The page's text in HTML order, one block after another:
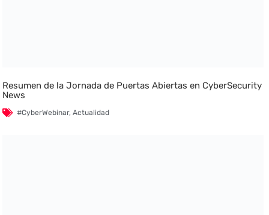
Resumen de la Jornada de Puertas Abiertas en CyberSecurity
News
#CyberWebinar,Actualidad